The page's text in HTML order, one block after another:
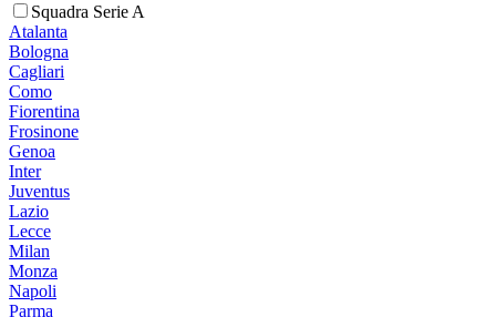
Squadra Serie A
Atalanta
Bologna
Cagliari
Como
Fiorentina
Frosinone
Genoa
Inter
Juventus
Lazio
Lecce
Milan
Monza
Napoli
Parma